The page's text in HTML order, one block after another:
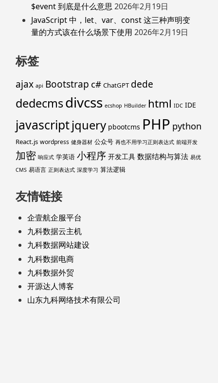
$event 到底是什么意思 2026年2月19日
JavaScript 中，let、var、const 这三种声明变
量的方式该在什么场景下使用 2026年2月19日
标签
ajax api Bootstrap c# ChatGPT dede
dedecmsdivcss ecshop HBuilder html IDC IDE
javascriptjquery pbootcms PHP python
React.js wordpress 健身器材 公众号 再也不用学习正则表达式 前端开发
加密 响应式 学英语 小程序 开发工具 数据结构与算法 易优
CMS 易语言 正则表达式 深度学习 算法逻辑
友情链接
企壹航企服平台
九科数据云主机
九科数据网站建设
九科数据电商
九科数据外贸
开源达人博客
山东九科网络技术有限公司